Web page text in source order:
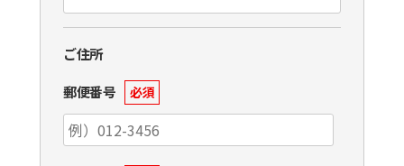
ご住所
郵便番号
必須